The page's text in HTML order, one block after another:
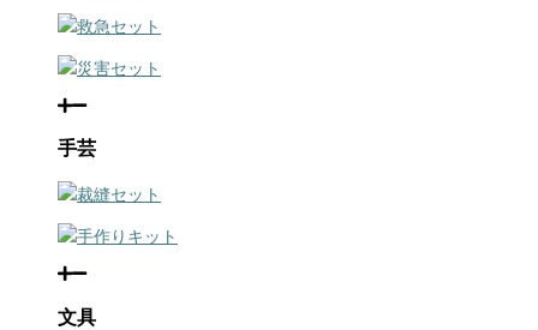
救急セット
災害セット
手芸
裁縫セット
手作りキット
文具